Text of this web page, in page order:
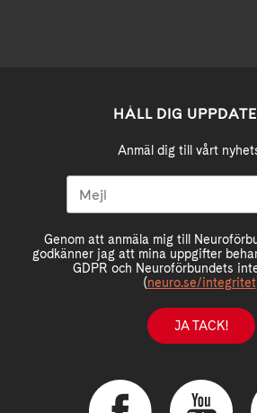
HÅLL DIG
Anmäl dig till vårt
Genom att anmäla mig till
godkänner jag att mina uppgifter
GDPR och Neuroförbundets
(neuro.se/integritet
JA TACK!